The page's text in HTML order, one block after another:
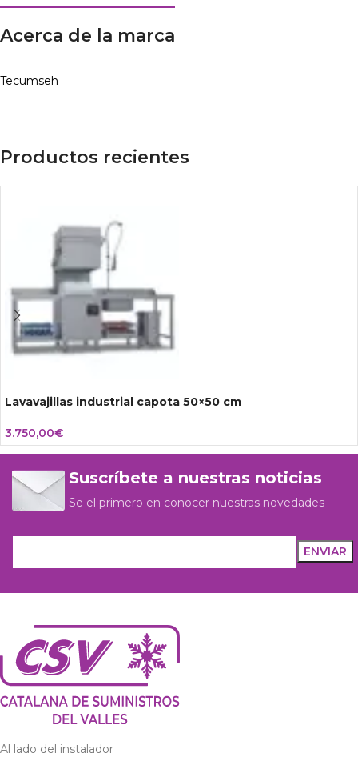
Acerca de la marca
Tecumseh
Productos recientes
Lavavajillas industrial capota 50×50 cm
3.750,00€
Suscríbete a nuestras noticias
Se el primero en conocer nuestras novedades
Al lado del instalador